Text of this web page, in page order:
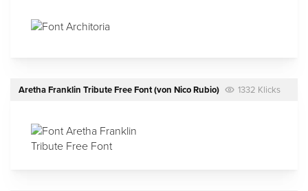
Aretha Franklin Tribute Free Font(von Nico Rubio) 1332 Klicks